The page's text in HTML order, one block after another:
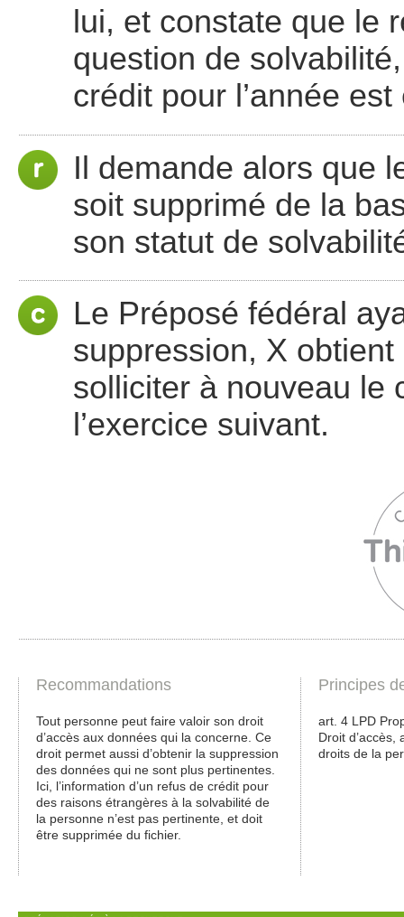
lui, et constate que le
question de
crédit pour l’année
Il demande alors que
soit supprimé de la
son statut de
Le Préposé fédéral
suppression, X
solliciter à nouveau le
l’exercice suivant.
Recommandations
Tout personne peut faire valoir son droit
d’accès aux données qui la concerne. Ce
droit permet aussi d’obtenir la suppression
des données qui ne sont plus pertinentes.
Ici, l’information d’un refus de crédit pour
des raisons étrangères à la solvabilité de
la personne n’est pas pertinente, et doit
être supprimée du fichier.
Principes
art. 4 LPD
Droit d’accès,
droits de la